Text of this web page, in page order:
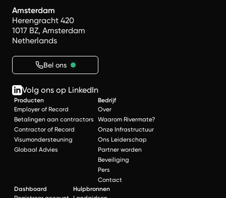
Amsterdam
Herengracht 420
1017 BZ, Amsterdam
Netherlands
Bel ons
Volg ons op LinkedIn
Producten
Employer of Record
Betalingen aan contractors
Contractor of Record
Visumondersteuning
Globaal Advies
Bedrijf
Over
Waarom Rivermate?
Onze Infrastructuur
Ons Leiderschap
Partner worden
Beveiliging
Pers
Contact
Dashboard
Hulpbronnen